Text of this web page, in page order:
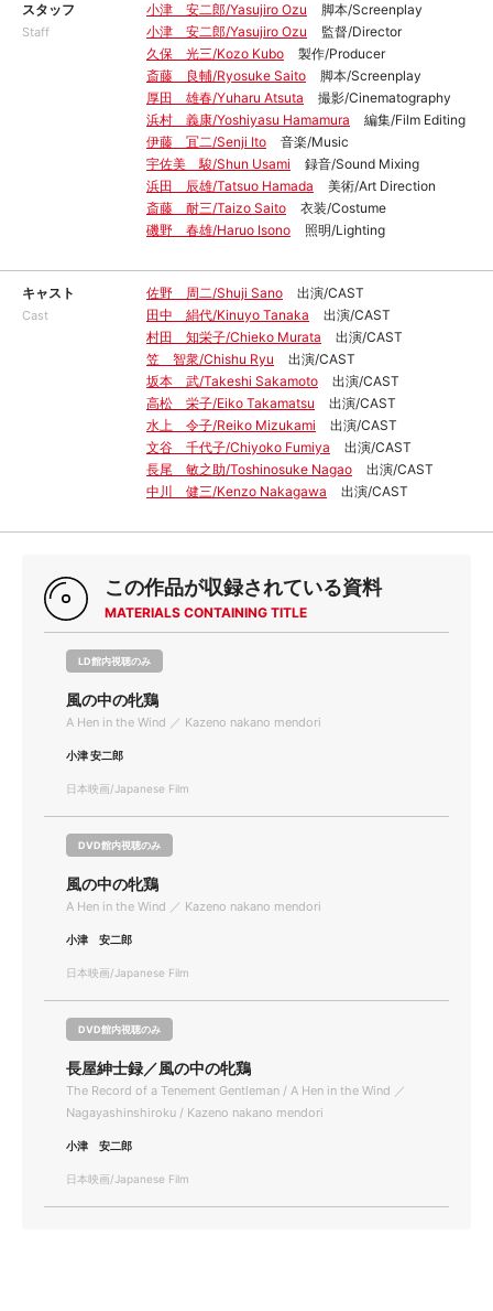
スタッフ
Staff
小津 安二郎/Yasujiro Ozu
脚本/Screenplay
小津 安二郎/Yasujiro Ozu
監督/Director
久保 光三/Kozo Kubo
製作/Producer
斎藤 良輔/Ryosuke Saito
脚本/Screenplay
厚田 雄春/Yuharu Atsuta
撮影/Cinematography
浜村 義康/Yoshiyasu Hamamura
編集/Film Editing
伊藤 冝二/Senji Ito
音楽/Music
宇佐美 駿/Shun Usami
録音/Sound Mixing
浜田 辰雄/Tatsuo Hamada
美術/Art Direction
斎藤 耐三/Taizo Saito
衣装/Costume
磯野 春雄/Haruo Isono
照明/Lighting
キャスト
Cast
佐野 周二/Shuji Sano
出演/CAST
田中 絹代/Kinuyo Tanaka
出演/CAST
村田 知栄子/Chieko Murata
出演/CAST
笠 智衆/Chishu Ryu
出演/CAST
坂本 武/Takeshi Sakamoto
出演/CAST
高松 栄子/Eiko Takamatsu
出演/CAST
水上 令子/Reiko Mizukami
出演/CAST
文谷 千代子/Chiyoko Fumiya
出演/CAST
長尾 敏之助/Toshinosuke Nagao
出演/CAST
中川 健三/Kenzo Nakagawa
出演/CAST
この作品が収録されている資料
MATERIALS CONTAINING TITLE
LD館内視聴のみ
風の中の牝鶏
A Hen in the Wind ／ Kazeno nakano mendori
小津 安二郎
日本映画/Japanese Film
DVD館内視聴のみ
風の中の牝鶏
A Hen in the Wind ／ Kazeno nakano mendori
小津 安二郎
日本映画/Japanese Film
DVD館内視聴のみ
長屋紳士録／風の中の牝鶏
The Record of a Tenement Gentleman / A Hen in the Wind ／
Nagayashinshiroku / Kazeno nakano mendori
小津 安二郎
日本映画/Japanese Film